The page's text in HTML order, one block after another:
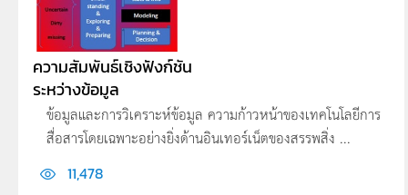
ความสัมพันธ์เชิงฟังก์ชัน
ระหว่างข้อมูล
ข้อมูลและการวิเคราะห์ข้อมูล ความก้าวหน้าของเทคโนโลยีการ
สื่อสารโดยเฉพาะอย่างยิ่งด้านอินเทอร์เน็ตของสรรพสิ่ง ...
11,478